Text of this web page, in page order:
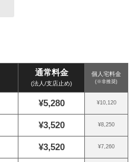
通常料金
(法人/支店止め)
個人宅料金
(※非推奨)
¥5,280 ¥10,120
¥3,520 ¥8,250
¥3,520 ¥7,260